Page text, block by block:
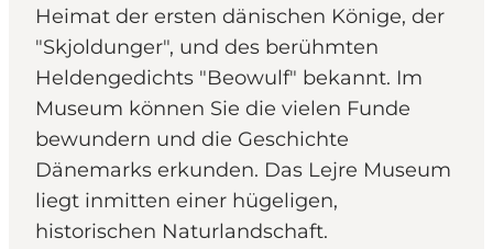
Heimat der ersten dänischen Könige, der
"Skjoldunger", und des berühmten
Heldengedichts "Beowulf" bekannt. Im
Museum können Sie die vielen Funde
bewundern und die Geschichte
Dänemarks erkunden. Das Lejre Museum
liegt inmitten einer hügeligen,
historischen Naturlandschaft.